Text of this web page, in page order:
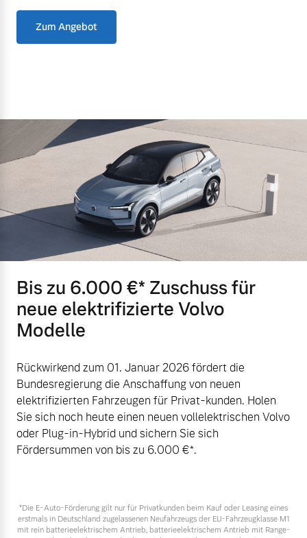
Zum Angebot
Bis zu 6.000 €⁠* Zuschuss für
neue elektrifizierte Volvo
Modelle
Rückwirkend zum 01. Januar 2026 fördert die
Bundesregierung die Anschaffung von neuen
elektrifizierten Fahrzeugen für Privat-kunden. Holen
Sie sich noch heute einen neuen vollelektrischen Volvo
oder Plug-in-Hybrid und sichern Sie sich
Fördersummen von bis zu 6.000 €⁠*.
*Die E‑Auto-Förderung gilt nur für Privatkunden beim Kauf oder Leasing eines
erstmals in Deutschland zugelassenen Neufahrzeugs der EU-Fahrzeugklasse M1
mit rein batterieelektrischem Antrieb, batterieelektrischem Antrieb mit Range-